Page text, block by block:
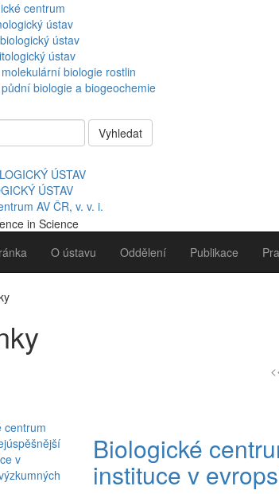
centrum
ústav
ústav
ústav
biologie rostlin
biologie a biogeochemie
Vyhledat
ÚSTAV
AV ČR, v. v. i.
O ústavu Oddělení Publikace
Biologické
instituce v